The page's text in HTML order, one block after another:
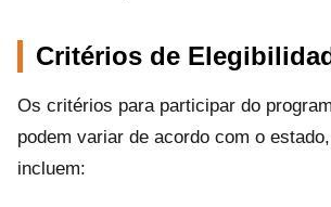
Critérios de
Os critérios para participar do
podem variar de acordo com o
incluem: